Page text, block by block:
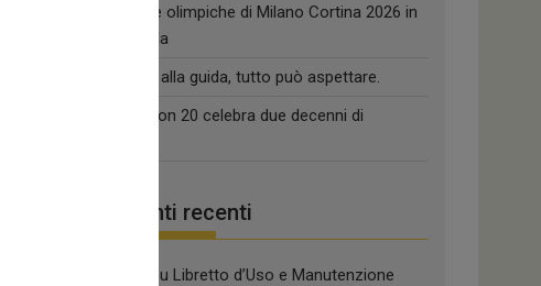
18 medaglie olimpiche di Milano Cortina 2026 in
pista a Imola
Quando sei alla guida, tutto può aspettare.
Tiguan Edition 20 celebra due decenni di
Commenti recenti
su Libretto d’Uso e Manutenzione